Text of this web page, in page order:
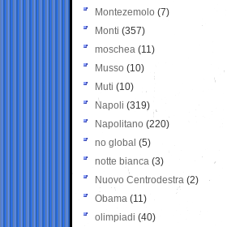
Montezemolo (7)
Monti (357)
moschea (11)
Musso (10)
Muti (10)
Napoli (319)
Napolitano (220)
no global (5)
notte bianca (3)
Nuovo Centrodestra (2)
Obama (11)
olimpiadi (40)